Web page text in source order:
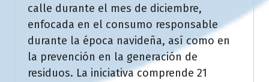
calle durante el mes de diciembre,
enfocada en el consumo responsable
durante la época navideña, así como en
la prevención en la generación de
residuos. La iniciativa comprende 21